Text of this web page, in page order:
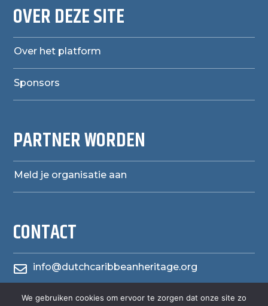
OVER DEZE SITE
Over het platform
Sponsors
PARTNER WORDEN
Meld je organisatie aan
CONTACT
 info@dutchcaribbeanheritage.org
 herensiaerfgoedheritage
We gebruiken cookies om ervoor te zorgen dat onze site zo